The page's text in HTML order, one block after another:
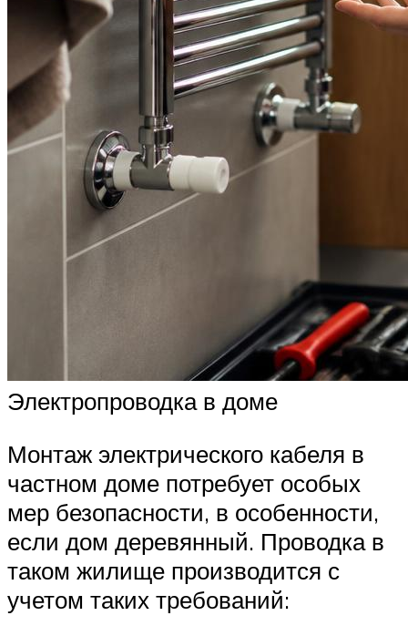
Электропроводка в доме
Монтаж электрического кабеля в
частном доме потребует особых
мер безопасности, в особенности,
если дом деревянный. Проводка в
таком жилище производится с
учетом таких требований: